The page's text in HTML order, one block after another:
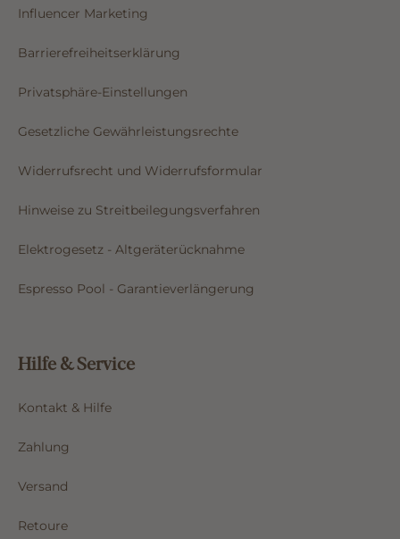
Influencer Marketing
Barrierefreiheitserklärung
Privatsphäre-Einstellungen
Gesetzliche Gewährleistungsrechte
Widerrufsrecht und Widerrufsformular
Hinweise zu Streitbeilegungsverfahren
Elektrogesetz - Altgeräterücknahme
Espresso Pool - Garantieverlängerung
Hilfe & Service
Kontakt & Hilfe
Zahlung
Versand
Retoure